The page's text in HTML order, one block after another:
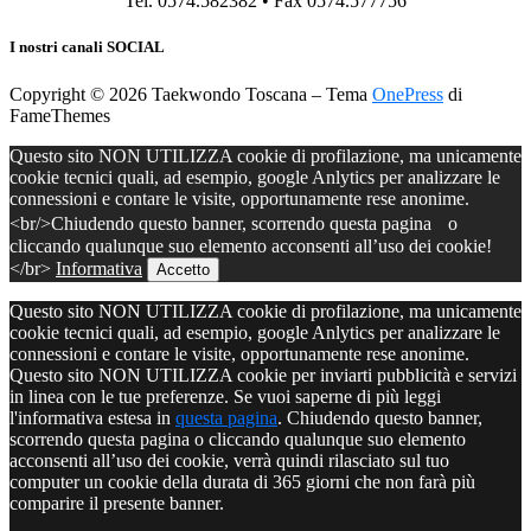
I nostri canali SOCIAL
Copyright © 2026 Taekwondo Toscana – Tema OnePress di
FameThemes
Questo sito NON UTILIZZA cookie di profilazione, ma unicamente
cookie tecnici quali, ad esempio, google Anlytics per analizzare le
connessioni e contare le visite, opportunamente rese anonime.
<br/>Chiudendo questo banner, scorrendo questa pagina o
cliccando qualunque suo elemento acconsenti all’uso dei cookie!
</br> Informativa Accetto
Questo sito NON UTILIZZA cookie di profilazione, ma unicamente
cookie tecnici quali, ad esempio, google Anlytics per analizzare le
connessioni e contare le visite, opportunamente rese anonime.
Questo sito NON UTILIZZA cookie per inviarti pubblicità e servizi
in linea con le tue preferenze. Se vuoi saperne di più leggi
l'informativa estesa in questa pagina. Chiudendo questo banner,
scorrendo questa pagina o cliccando qualunque suo elemento
acconsenti all’uso dei cookie, verrà quindi rilasciato sul tuo
computer un cookie della durata di 365 giorni che non farà più
comparire il presente banner.